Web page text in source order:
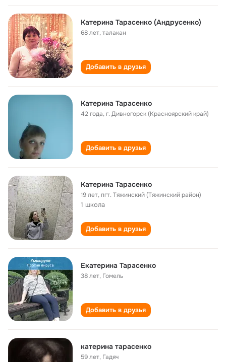
Катерина Тарасенко (Андрусенко)
68 лет,талакан
Добавить в друзья
Катерина Тарасенко
42 года,г. Дивногорск (Красноярский край)
Добавить в друзья
Катерина Тарасенко
19 лет,пгт. Тяжинский (Тяжинский район)
1 школа
Добавить в друзья
Екатерина Тарасенко
38 лет, Гомель
Добавить в друзья
катерина тарасенко
59 лет, Гадяч